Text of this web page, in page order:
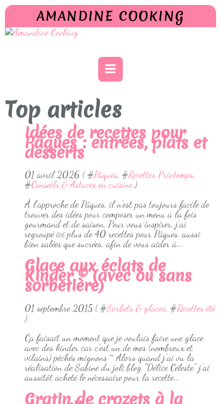
AMANDINE COOKING
Top articles
Idées de recettes pour
Pâques : entrées, plats et
desserts
01 avril 2026 ( #Pâques, #Recettes Printemps,
#Conseils & Astuces en cuisine)
À l’approche de Pâques, il n’est pas toujours facile de
trouver des idées pour composer un menu à la fois
gourmand et de saison. Pour vous inspirer, j’ai
regroupé ici plus de 40 recettes pour Pâques, aussi
bien salées que sucrées, afin de vous aider à...
Glace aux éclats de
Kinder © (avec ou sans
sorbetière)
01 septembre 2015 ( #Sorbets & glaces, #Recettes été
)
Ça faisait un moment que je voulais faire une glace
avec des kinder car c'est un de mes (nombreux et
vilains) péchés mignons ^^ Alors quand j'ai vu la
réalisation de Sabine du joli blog "Délice Céleste" j'ai
aussitôt acheté le nécessaire pour la recette...
Gratin de crozets à la